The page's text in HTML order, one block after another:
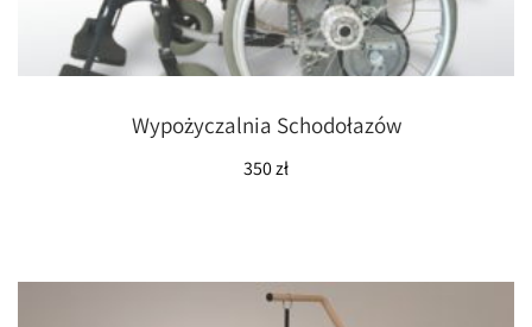
Wypożyczalnia Schodołazów
350zł